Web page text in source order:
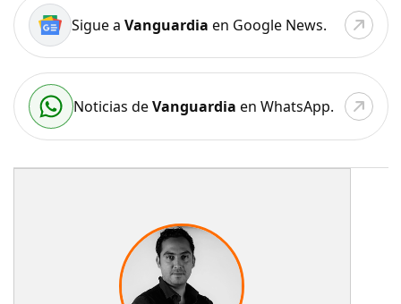
Sigue a Vanguardia en Google News.
Noticias deVanguardia en WhatsApp.